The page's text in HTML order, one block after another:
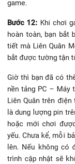
game.
Bước 12: Khi chơi
hoàn toàn, bạn bắt
tiết mà Liên Quân
bắt được tường tận
Giờ thì bạn đã có
nền tảng PC – Máy
Liên Quân trên
là dung lượng pin
hoặc mới chơi
yếu. Chưa kể, mỗi
lên. Nếu không có
trình cập nhật sẽ